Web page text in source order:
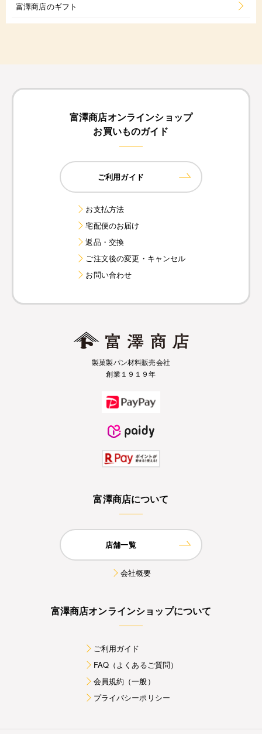
富澤商店のギフト
富澤商店オンラインショップ
お買いものガイド
ご利用ガイド
お支払方法
宅配便のお届け
返品・交換
ご注文後の変更・キャンセル
お問い合わせ
製菓製パン材料販売会社
創業１９１９年
富澤商店について
店舗一覧
会社概要
富澤商店オンラインショップについて
ご利用ガイド
FAQ（よくあるご質問）
会員規約（一般）
プライバシーポリシー